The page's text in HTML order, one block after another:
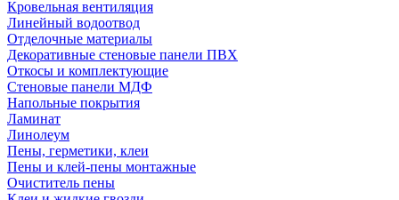
Кровельная вентиляция
Линейный водоотвод
Отделочные материалы
Декоративные стеновые панели ПВХ
Откосы и комплектующие
Стеновые панели МДФ
Напольные покрытия
Ламинат
Линолеум
Пены, герметики, клеи
Пены и клей-пены монтажные
Очиститель пены